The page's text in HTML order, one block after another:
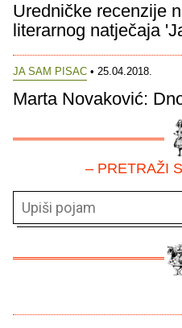
Uredničke recenzije
literarnog natječaja
JA SAM PISAC • 25.04.2018.
Marta Novaković:
– PRETRAŽI